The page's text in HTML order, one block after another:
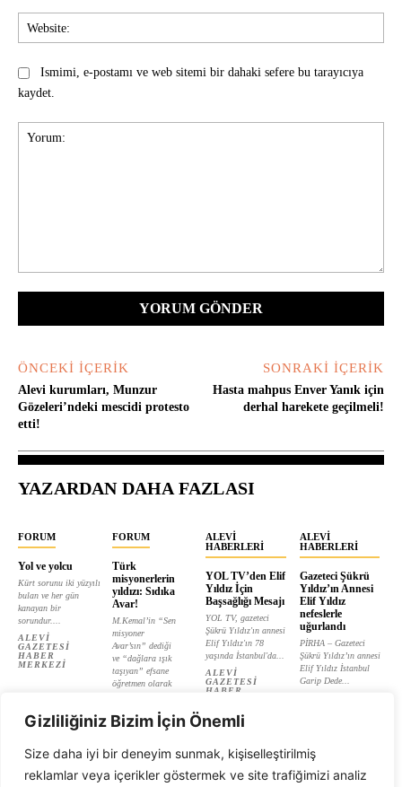
Gizliliğiniz Bizim İçin Önemli
Size daha iyi bir deneyim sunmak, kişiselleştirilmiş
reklamlar veya içerikler göstermek ve site trafiğimizi analiz
Ismimi, e-postamı ve web sitemi bir dahaki sefere bu tarayıcıya
kaydet.
ÖNCEKI İÇERIK
Alevi kurumları, Munzur
Gözeleri’ndeki mescidi protesto
etti!
SONRAKI İÇERIK
Hasta mahpus Enver Yanık için
derhal harekete geçilmeli!
YAZARDAN DAHA FAZLASI
FORUM
Yol ve yolcu
Kürt sorunu iki yüzyılı
bulan ve her gün
kanayan bir
sorundur....
ALEVI
GAZETESI
HABER
MERKEZI
FORUM
Türk
misyonerlerin
yıldızı: Sıdıka
Avar!
M.Kemal’in “Sen
misyoner
Avar’sın” dediği
ve “dağlara ışık
taşıyan” efsane
öğretmen olarak
ALEVI
GAZETESI
ALEVI
HABERLERI
YOL TV’den Elif
Yıldız İçin
Başsağlığı Mesajı
YOL TV, gazeteci
Şükrü Yıldız'ın annesi
Elif Yıldız'ın 78
yaşında İstanbul'da...
ALEVI
GAZETESI
HABER
ALEVI
HABERLERI
Gazeteci Şükrü
Yıldız’ın Annesi
Elif Yıldız
nefeslerle
uğurlandı
PİRHA – Gazeteci
Şükrü Yıldız’ın annesi
Elif Yıldız İstanbul
Garip Dede...